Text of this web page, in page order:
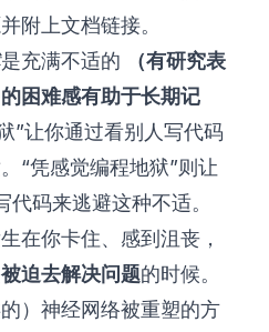
附上文档链接。
是充满不适的
（有研究表
困难感有助于长期记
”让你通过看别人写代码
“凭感觉编程地狱”则让
码来逃避这种不适。
在你卡住、感到沮丧，
被迫去解决问题的时候。
）神经网络被重塑的方